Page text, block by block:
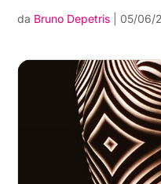
da Bruno Depetris 05/06/